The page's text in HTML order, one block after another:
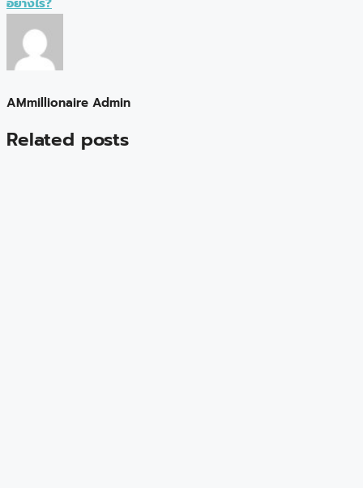
AMmillionaire Admin
Related posts